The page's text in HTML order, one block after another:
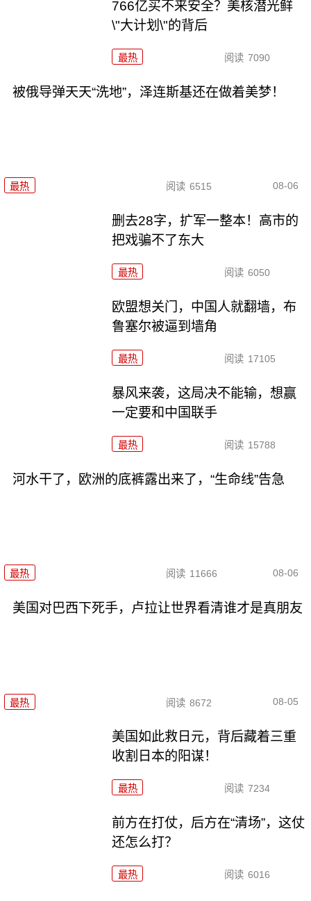
766亿买不来安全？美核潜光鲜
\"大计划\"的背后
最热 阅读 7090
被俄导弹天天“洗地”，泽连斯基还在做着美梦！
最热 阅读 6515 08-06
删去28字，扩军一整本！高市的
把戏骗不了东大
最热 阅读 6050
欧盟想关门，中国人就翻墙，布
鲁塞尔被逼到墙角
最热 阅读 17105
暴风来袭，这局决不能输，想赢
一定要和中国联手
最热 阅读 15788
河水干了，欧洲的底裤露出来了，“生命线”告急
最热 阅读 11666 08-06
美国对巴西下死手，卢拉让世界看清谁才是真朋友
最热 阅读 8672 08-05
美国如此救日元，背后藏着三重
收割日本的阳谋！
最热 阅读 7234
前方在打仗，后方在“清场”，这仗
还怎么打？
最热 阅读 6016